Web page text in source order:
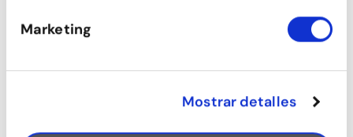
Marketing
Mostrar detalles